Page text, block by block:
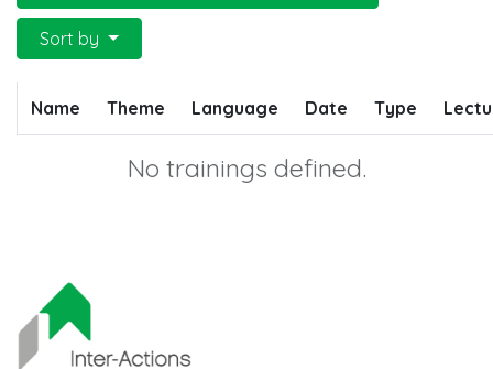
Sort by
Name Theme Language Date Type
No trainings defined.